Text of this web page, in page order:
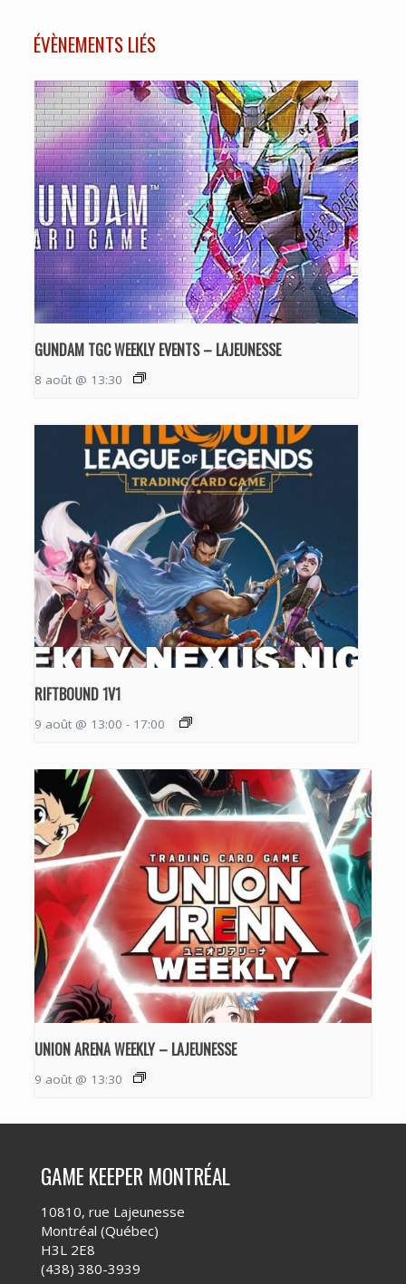
ÉVÈNEMENTS LIÉS
GUNDAM TGC WEEKLY EVENTS – LAJEUNESSE
8 août @ 13:30
RIFTBOUND 1V1
9 août @ 13:00 - 17:00
UNION ARENA WEEKLY – LAJEUNESSE
9 août @ 13:30
GAME KEEPER MONTRÉAL
10810, rue Lajeunesse
Montréal (Québec)
H3L 2E8
(438) 380-3939